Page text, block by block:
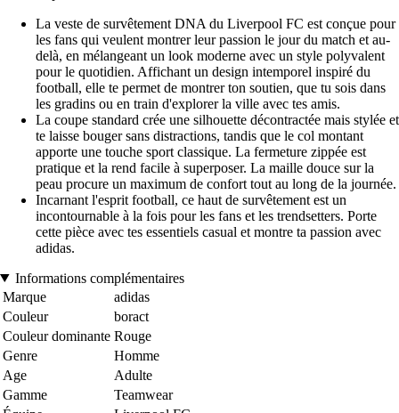
La veste de survêtement DNA du Liverpool FC est conçue pour
les fans qui veulent montrer leur passion le jour du match et au-
delà, en mélangeant un look moderne avec un style polyvalent
pour le quotidien. Affichant un design intemporel inspiré du
football, elle te permet de montrer ton soutien, que tu sois dans
les gradins ou en train d'explorer la ville avec tes amis.
La coupe standard crée une silhouette décontractée mais stylée et
te laisse bouger sans distractions, tandis que le col montant
apporte une touche sport classique. La fermeture zippée est
pratique et la rend facile à superposer. La maille douce sur la
peau procure un maximum de confort tout au long de la journée.
Incarnant l'esprit football, ce haut de survêtement est un
incontournable à la fois pour les fans et les trendsetters. Porte
cette pièce avec tes essentiels casual et montre ta passion avec
adidas.
Informations complémentaires
Marque
adidas
Couleur
boract
Couleur dominante Rouge
Genre
Homme
Age
Adulte
Gamme
Teamwear